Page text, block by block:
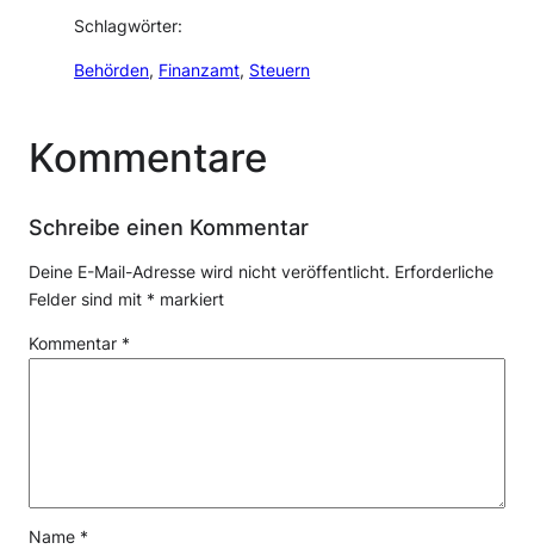
Schlagwörter:
Behörden, Finanzamt, Steuern
Kommentare
Schreibe einen Kommentar
Deine E-Mail-Adresse wird nicht veröffentlicht. Erforderliche
Felder sind mit * markiert
Kommentar *
Name *